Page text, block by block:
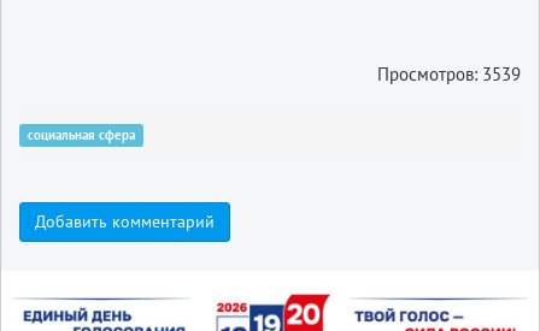
Просмотров: 3539
социальная сфера
Добавить комментарий